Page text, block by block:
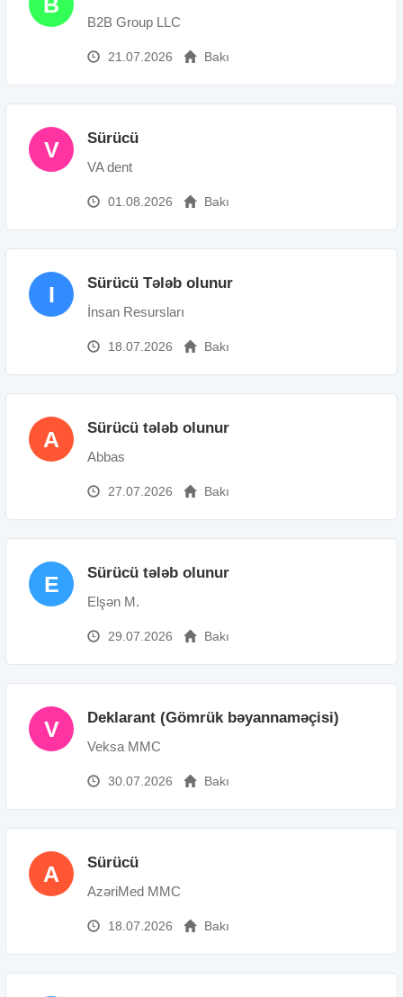
B2B Group LLC
21.07.2026 Bakı
V Sürücü
VA dent
01.08.2026 Bakı
I Sürücü Tələb olunur
İnsan Resursları
18.07.2026 Bakı
A Sürücü tələb olunur
Abbas
27.07.2026 Bakı
E Sürücü tələb olunur
Elşən M.
29.07.2026 Bakı
V Deklarant (Gömrük bəyannaməçisi)
Veksa MMC
30.07.2026 Bakı
A Sürücü
AzəriMed MMC
18.07.2026 Bakı